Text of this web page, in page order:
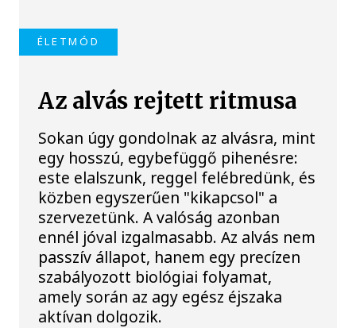
ÉLETMÓD
Az alvás rejtett ritmusa
Sokan úgy gondolnak az alvásra, mint
egy hosszú, egybefüggő pihenésre:
este elalszunk, reggel felébredünk, és
közben egyszerűen "kikapcsol" a
szervezetünk. A valóság azonban
ennél jóval izgalmasabb. Az alvás nem
passzív állapot, hanem egy precízen
szabályozott biológiai folyamat,
amely során az agy egész éjszaka
aktívan dolgozik.